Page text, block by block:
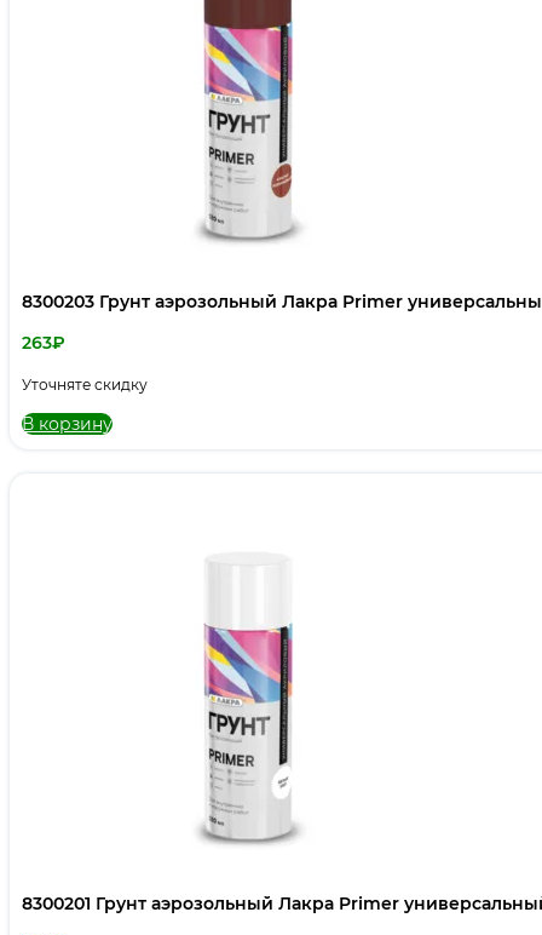
8300203 Грунт аэрозольный Лакра Primer
263₽
Уточняте скидку
В корзину
8300201 Грунт аэрозольный Лакра Primer